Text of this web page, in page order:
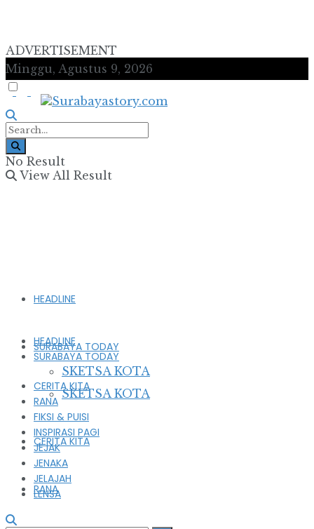
ADVERTISEMENT
Minggu, Agustus 9, 2026
No Result
View All Result
HEADLINE
SURABAYA TODAY
SKETSA KOTA
CERITA KITA
RANA
HEADLINE
SURABAYA TODAY
SKETSA KOTA
CERITA KITA
RANA
FIKSI & PUISI
INSPIRASI PAGI
JEJAK
JENAKA
JELAJAH
LENSA